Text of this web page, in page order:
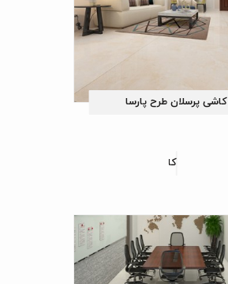
کاشی پرسلان طرح پارسا
کاشی پرسلان طرح تایملس